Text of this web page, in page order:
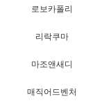
로보카폴리
리락쿠마
마조앤새디
매직어드벤처